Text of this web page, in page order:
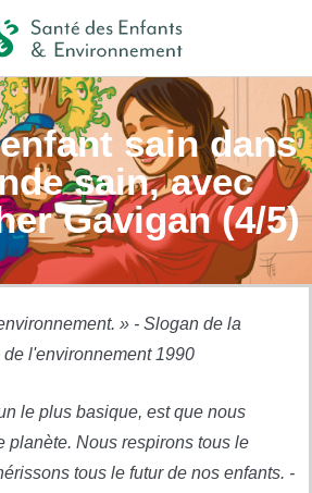
sain dans
sain, avec
Gavigan (4/5)
» - Slogan de la
l'environnement 1990
le plus basique, est que nous
planète. Nous respirons tous le
tous le futur de nos enfants. -